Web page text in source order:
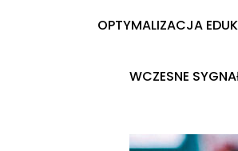
OPTYMALIZACJA
WCZESNE